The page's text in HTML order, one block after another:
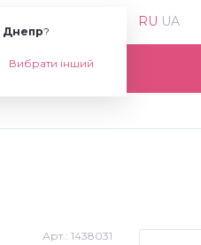
Днепр?
Вибрати інший
RU UA
Опт
Арт.: 1438031